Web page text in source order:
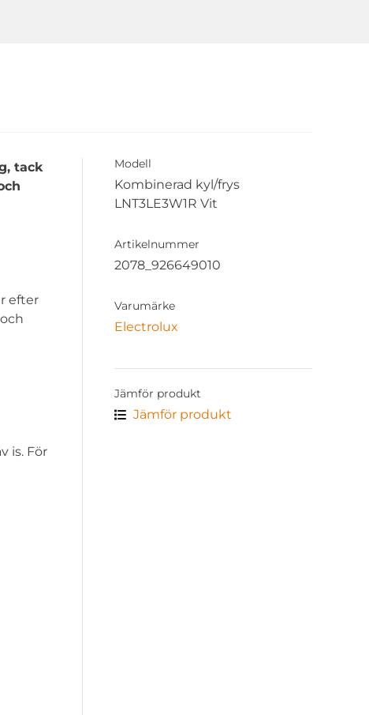
tack
efter
is. För
Modell
Kombinerad kyl/frys
LNT3LE3W1R Vit
Artikelnummer
2078_926649010
Varumärke
Electrolux
Jämför produkt
Jämför produkt